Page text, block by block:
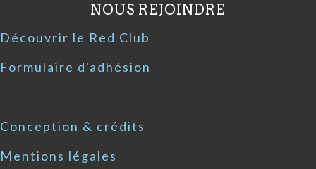
NOUS REJOINDRE
Découvrir le Red Club
Formulaire d'adhésion
Conception & crédits
Mentions légales